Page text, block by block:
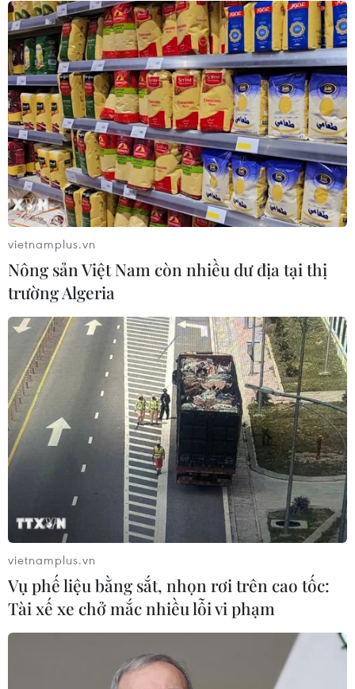
Cơ cấu lại vốn nhà nước tại doanh
vietnamplus.vn
Nông sản Việt Nam còn nhiều dư địa tại thị
trường Algeria
vietnamplus.vn
Vụ phế liệu bằng sắt, nhọn rơi trên cao tốc:
Tài xế xe chở mắc nhiều lỗi vi phạm